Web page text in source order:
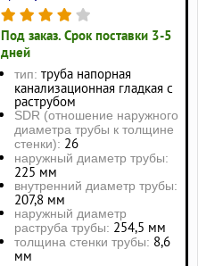
Под заказ. Срок поставки 3-5
дней
тип: труба напорная
канализационная гладкая с
раструбом
SDR (отношение наружного
диаметра трубы к толщине
стенки): 26
наружный диаметр трубы:
225 мм
внутренний диаметр трубы:
207,8 мм
наружный диаметр
раструба трубы: 254,5 мм
толщина стенки трубы: 8,6
мм